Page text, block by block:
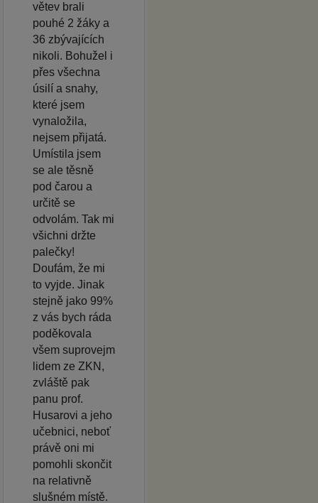
větev brali
pouhé 2 žáky a
36 zbývajících
nikoli. Bohužel i
přes všechna
úsilí a snahy,
které jsem
vynaložila,
nejsem přijatá.
Umístila jsem
se ale těsně
pod čarou a
určitě se
odvolám. Tak mi
všichni držte
palečky!
Doufám, že mi
to vyjde. Jinak
stejně jako 99%
z vás bych ráda
poděkovala
všem suprovejm
lidem ze ZKN,
zvláště pak
panu prof.
Husarovi a jeho
učebnici, neboť
právě oni mi
pomohli skončit
na relativně
slušném místě.